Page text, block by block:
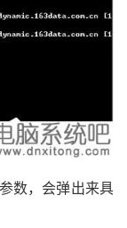
数，会弹出来具